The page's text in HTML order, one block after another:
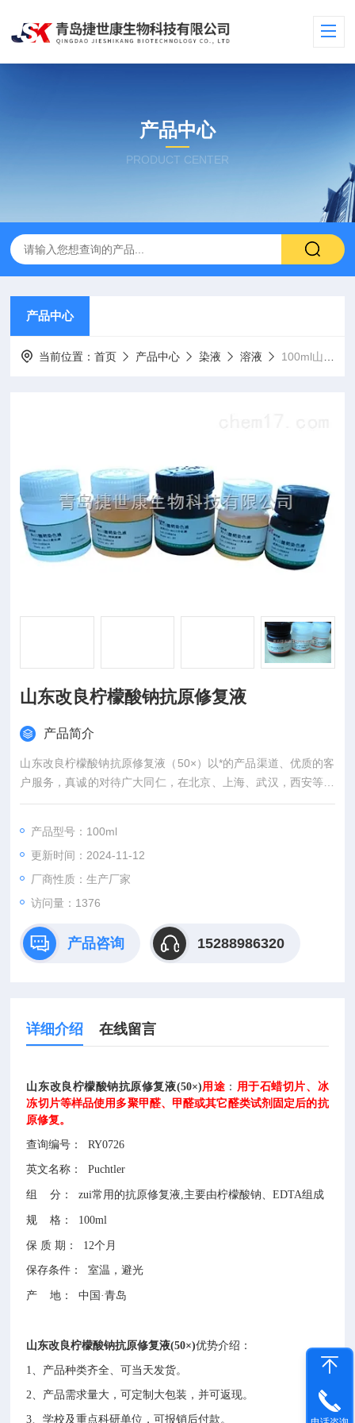
产品中心
PRODUCT CENTER
产品中心
当前位置：首页 产品中心 染液 溶液 100ml山东改良柠檬酸钠抗原修复液
山东改良柠檬酸钠抗原修复液
产品简介
山东改良柠檬酸钠抗原修复液（50×）以*的产品渠道、优质的客
户服务，真诚的对待广大同仁，在北京、上海、武汉，西安等城
市有专业的实验室，竭诚服务每位科研工作者。
产品型号：100ml
更新时间：2024-11-12
厂商性质：生产厂家
访问量：1376
产品咨询 15288986320
详细介绍 在线留言
山东改良柠檬酸钠抗原修复液(50×)用途 ： 用于石蜡切片、冰
冻切片等样品使用多聚甲醛、甲醛或其它醛类试剂固定后的抗
原修复。
查询编号： RY0726
英文名称： Puchtler
组 分： zui常用的抗原修复液,主要由柠檬酸钠、EDTA组成
规 格： 100ml
保 质 期： 12个月
保存条件： 室温，避光
产 地： 中国 ·青岛
山东改良柠檬酸钠抗原修复液(50×)优势介绍：
1、 产品种类齐全、可当天发货。
2、 产品需求量大，可定制大包装，并可返现。
3、学校及重点科研单位，可报销后付款。